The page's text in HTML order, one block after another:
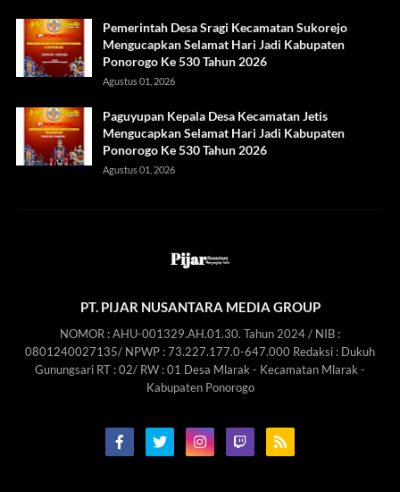
Pemerintah Desa Sragi Kecamatan Sukorejo
Mengucapkan Selamat Hari Jadi Kabupaten
Ponorogo Ke 530 Tahun 2026
Agustus 01, 2026
Paguyupan Kepala Desa Kecamatan Jetis
Mengucapkan Selamat Hari Jadi Kabupaten
Ponorogo Ke 530 Tahun 2026
Agustus 01, 2026
PT. PIJAR NUSANTARA MEDIA GROUP
NOMOR : AHU-001329.AH.01.30. Tahun 2024 / NIB :
0801240027135/ NPWP : 73.227.177.0-647.000 Redaksi : Dukuh
Gunungsari RT : 02/ RW : 01 Desa Mlarak - Kecamatan Mlarak -
Kabupaten Ponorogo